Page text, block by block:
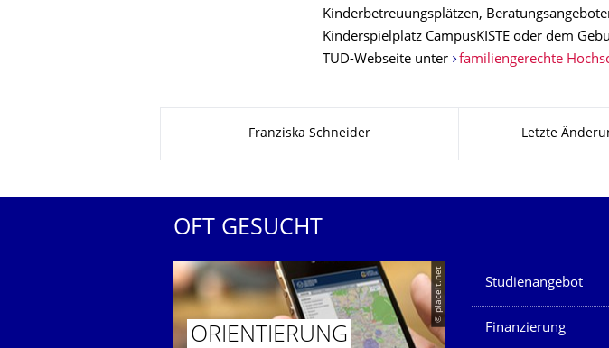
Kinderbetreuungsplätzen,
Kinderspielplatz CampusKISTE oder dem
TUD-Webseite unter
familiengerechte
Franziska Schneider Letzte
OFT GESUCHT
© placeit.net
ORIENTIERUNG
Unsere
Studienangebot
Finanzierung